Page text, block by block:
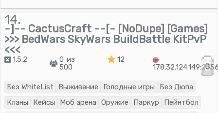
14.
-]-- CactusCraft --[- [NoDupe] [Games]
>>> BedWars SkyWars BuildBattle KitPvP
<<<
1.5.2
0 из
500
12
0
Без WhiteList Выживание Голодные игры
Без Дюпа
Кланы
Кейсы Моб арена Оружие Паркур
Пейнтбол